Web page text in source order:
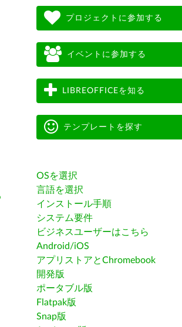
プロジェクトに参加する
イベントに参加する
LIBREOFFICEを知る
テンプレートを探す
OSを選択
言語を選択
インストール手順
システム要件
ビジネスユーザーはこちら
Android/iOS
アプリストアとChromebook
開発版
ポータブル版
Flatpak版
Snap版